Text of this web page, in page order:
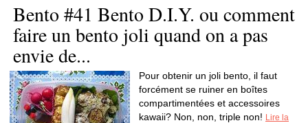
Bento #41 Bento D.I.Y. ou comment
faire un bento joli quand on a pas
envie de...
Pour obtenir un joli bento, il faut
forcément se ruiner en boîtes
compartimentées et accessoires
kawaii? Non, non, triple non! Lire la